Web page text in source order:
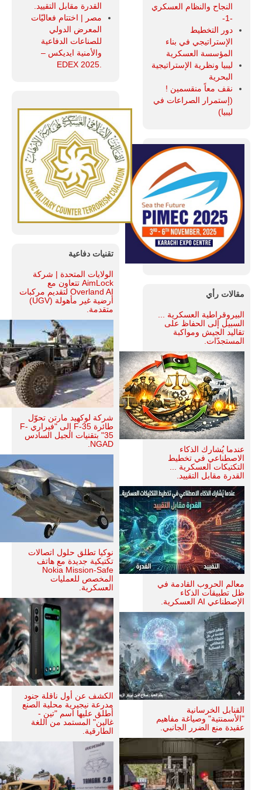
النجاح والنظام العسكري
-1-
دور التخطيط
الإستراتيجي في بناء
المؤسسة العسكرية
ليبيا ونظرية الإستراتيجية
البحرية
نقف معاً منقسمين !
(إستمرار الصراعات في
ليبيا)
مقالات رأي
البيروقراطية العسكرية ...
السبيل إلى الحفاظ على
تقاليد الجيش ومواكبة
المستجدّات.
عندما يُشارك الذكاء
الاصطناعي في تخطيط
التكتيكات العسكرية ...
القدرة مقابل التقييد.
معالم الحروب القادمة في
ظل تطبيقات الذكاء
الإصطناعي AI العسكرية.
القنابل الخرسانية
"الأسمنتية" وصياغة مفاهيم
عقيدة منع الضرر الجانبي.
القدرة مقابل التقييد.
مصر | اختتام فعاليّات
المعرض الدولي
للصناعات الدفاعية
والأمنية ايديكس ‒
تقنيات دفاعية
الولايات المتحدة | شركة
AimLock تتعاون مع
Overland AI لتقديم مركبات
أرضية غير مأهولة (UGV)
متقدمة.
شركة لوكهيد مارتن تحوّل
طائرة F-35 إلى "فيراري F-
35" بتقنيات الجيل السادس
NGAD.
نوكيا تطلق حلول اتصالات
تكتيكية جديدة مع هاتف
Nokia Mission-Safe
المخصص للعمليات
العسكرية.
الكشف عن أول ناقلة جنود
مدرعة نيجيرية محلية الصنع
أطلق عليها اسم "تين -
غالين" المستمد من اللغة
الطارقية.